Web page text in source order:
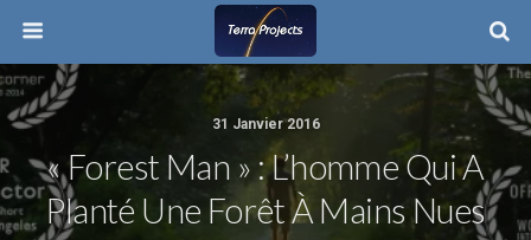
31 Janvier 2016
« Forest Man » : L’homme Qui A
Planté Une Forêt À Mains Nues